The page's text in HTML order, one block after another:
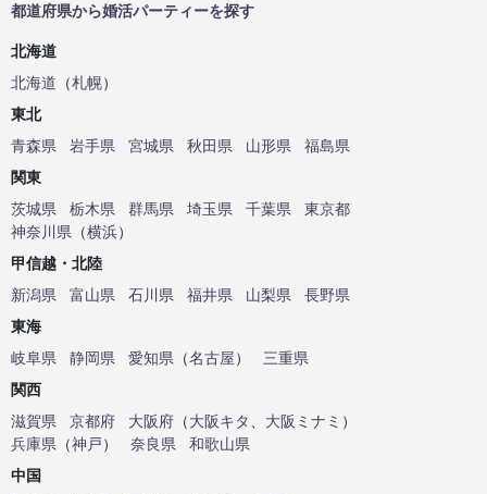
都道府県から婚活パーティーを探す
北海道
北海道 （札幌）
東北
青森県
岩手県 宮城県 秋田県 山形県
福島県
関東
茨城県
栃木県 群馬県 埼玉県 千葉県
東京都
神奈川県 （横浜）
甲信越・北陸
新潟県
富山県 石川県 福井県 山梨県
長野県
東海
岐阜県
静岡県 愛知県 （名古屋）
三重県
関西
滋賀県
京都府 大阪府 （大阪キタ 大阪ミナミ ）
兵庫県 （神戸） 奈良県
和歌山県
中国